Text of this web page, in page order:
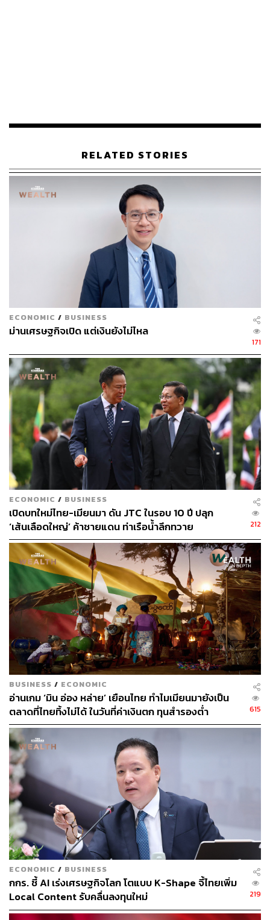
วัคซีนที่ฉีดประกอบด้วย Sinovac และ AstraZeneca จะเกิด
Herd Immunity ในไตรมาสที่ 3/65 กรณีนี้จะขับเคลื่อนให้
GDP ปี 2564 เติบโต 1.5% และปี 2565 เติบโต 2.8% ​โดยมีนัก
ท่องเที่ยวในปี 2564 จำนวน 1 ล้านคน และปี 2565 จำนวน 12
กรณีที่ 3 จัดหาหรือกระจายวัคซีนได้น้อยกว่า 64.6 ล้านโดส
ในปี 2564 วัคซีนที่ฉีดประกอบด้วย Sinovac และ
AstraZeneca จะเกิด Herd Immunity ในไตรมาสที่ 4/65 กรณี
นี้จะขับเคลื่อนให้ GDP ปี 2564 เติบโต 1% และปี 2565
เติบโต 1.1% โดยมีนักท่องเที่ยวในปี 2564 จำนวน 0.8 ล้าน
คน และปี 2565 จำนวน 8 ล้านคน
“จะเห็นว่าสภาวการณ์ปัจจุบันนี้ การเร่งจัดหาและกระจาย
วัคซีนอย่างมีประสิทธิภาพเป็นนโยบายที่สำคัญที่สุดที่จะช่วย
ฟื้นฟูและขับเคลื่อนการเติบโตทางเศรษฐกิจ ส่วนอีก 3
นโยบายซึ่งเป็นนโยบายการเงิน นโยบายการคลัง และ
นโยบายการให้ความช่วยเหลือลูกหนี้ผ่านสถาบันการเงิน
ธนาคารแห่งประเทศไทยและหน่วยงานที่เกี่ยวข้องก็ยังคง
ดำเนินการอย่างต่อเนื่อง โดยเฉพาะนโยบายที่ทำผ่านสถาบัน
การเงินต่างๆ”
โดยทั้งธนาคารแห่งประเทศไทย กระทรวงการคลัง และ
สถาบันการเงิน ได้ดำเนินการทางนโยบายอย่างเต็มที่ ทั้ง
อัตราดอกเบี้ยที่ต่ำสุดประวัติการณ์ และมาตรการช่วยเหลือ
ประชาชน SMEs ผ่านสถาบันการเงิน ซึ่งเชื่อว่าจะช่วยคลาย
ความกังวลในเรื่องอัตราเงินเฟ้อที่สูงขึ้นในช่วงไตรมาส 2 ให้
มีแนวโน้มลดต่ำลง และช่วยลดการซ้ำเติมปัญหาหนี้ครัว
เรือนไทยจากโควิด-19
ด้าน ดร.พิสิทธิ์ พัวพันธ์ ผู้อำนวยการสำนักนโยบายเศรษฐกิจ
มหภาค สำนักงานเศรษฐกิจการคลัง ผู้ร่วมสัมมนาในหัวข้อ
‘มาตรการเยียวยา กระตุ้นเศรษฐกิจ และประมาณการความ
ยั่งยืนทางการคลังในระยะปานกลาง’ กล่าวว่า จากมาตรการ
บรรเทาและฟื้นฟูเศรษฐกิจจาก พ.ร.ก. เงินกู้ฯ 1 ล้านล้านบาท
รัฐบาลได้อนุมัติโครงการแล้ว 8.3 แสนล้านบาท คิดเป็น 83%
ของวงเงิน และครอบคลุมด้านสาธารณสุข ด้านผลกระทบ
ระยะสั้น และด้านการฟื้นฟูระยะยาว
ทั้งนี้ ในส่วนหนี้สาธารณะของไทย ณ สิ้นเดือนมีนาคม อยู่ที่
ระดับ 54.3% ต่อ GDP ยังถือว่าอยู่ในเกณฑ์กรอบวินัยการเงิน
การคลังที่ไม่เกิน 60% และอยู่ในวิสัยที่ประเทศไทยเคยเผชิญ
จากวิกฤตต้มยำกุ้งเมื่อปี 2540 ด้านการก่อหนี้ภาครัฐ ส่วน
ใหญ่เป็นการกู้เงินในรูปแบบเงินบาท ไม่ถือเป็นเรื่องผิดปกติ
ขณะที่การกู้เงินเพิ่ม 7 แสนล้านบาทนั้น อาจส่งผลต่อหนี้
สาธารณะขั้นต้น (Gross Debt) เกินกว่า 60% ต่อ GDP เล็ก
น้อย แต่จะไม่กระทบต่อความยั่งยืนของการคลังในระยะปาน
กลาง ทั้งนี้ ประเทศไทยยังจำเป็นต้องมีหนี้สาธารณะระดับไม่
น้อยกว่า 30% ต่อ GDP เพื่อรักษาสภาพคล่องในตลาด
พันธบัตร (Bond) ซึ่งเป็นปัจจัยสำคัญอย่างยิ่งต่อการพัฒนา
ประเทศ และสร้างเสถียรภาพด้านการเงิน
ขณะที่ พงศ์นคร โภชากรณ์ ผู้เชี่ยวชาญเฉพาะด้านเศรษฐกิจ
RELATED STORIES
ECONOMIC / BUSINESS
ม่านเศรษฐกิจเปิด แต่เงินยังไม่ไหล
171
ECONOMIC / BUSINESS
เปิดบทใหม่ไทย-เมียนมา ดัน JTC ในรอบ 10 ปี ปลุก
‘เส้นเลือดใหญ่’ ค้าชายแดน ท่าเรือน้ำลึกทวาย
212
BUSINESS / ECONOMIC
อ่านเกม ‘มิน อ่อง หล่าย’ เยือนไทย ทำไมเมียนมายังเป็น
ตลาดที่ไทยทิ้งไม่ได้ ในวันที่ค่าเงินตก ทุนสำรองต่ำ
615
ECONOMIC / BUSINESS
กกร. ชี้ AI เร่งเศรษฐกิจโลก โตแบบ K-Shape จี้ไทยเพิ่ม
Local Content รับคลื่นลงทุนใหม่
219